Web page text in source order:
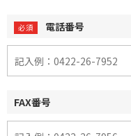
電話番号
FAX番号